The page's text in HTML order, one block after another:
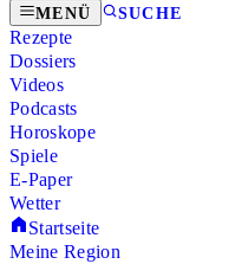
MENÜ SUCHE
Rezepte
Dossiers
Videos
Podcasts
Horoskope
Spiele
E-Paper
Wetter
Startseite
Meine Region